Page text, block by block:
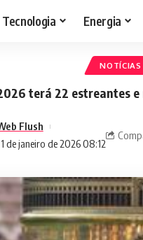
Tecnologia Energia
NOTÍCIAS
terá 22 estreantes
de janeiro de 2026 08:12
Flush